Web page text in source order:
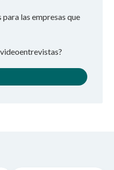
para las empresas que